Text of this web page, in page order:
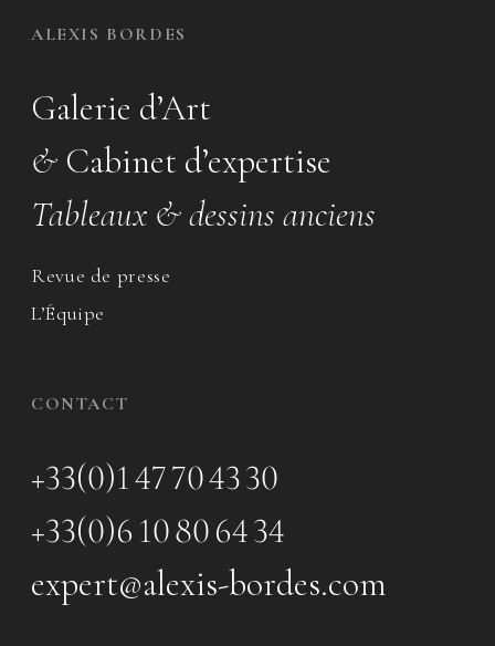
ALEXIS BORDES
Galerie d’Art
& Cabinet d’expertise
Tableaux & dessins anciens
Revue de presse
L’Équipe
CONTACT
+33(0)1 47 70 43 30
+33(0)6 10 80 64 34
expert@alexis-bordes.com